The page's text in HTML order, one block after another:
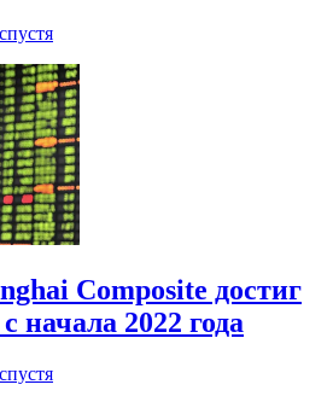
Composite достиг
начала 2022 года